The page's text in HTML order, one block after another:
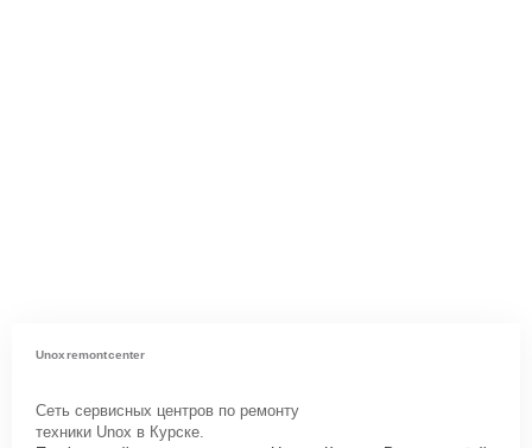
Unoxremontcenter
Сеть сервисных центров по ремонту
техники Unox в Курске.